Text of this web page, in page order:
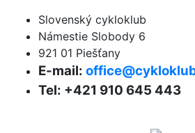
Slovenský cykloklub
Námestie Slobody 6
921 01 Piešťany
E-mail:
Tel: +421 910 645 443